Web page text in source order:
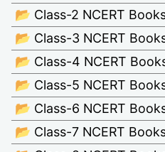
📂 Class-2 NCERT
📂 Class-3 NCERT
📂 Class-4 NCERT
📂 Class-5 NCERT
📂 Class-6 NCERT
📂 Class-7 NCERT